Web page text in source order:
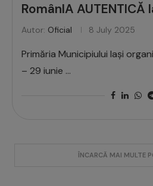
RomânIA AUTENTICĂ
Autor: Oficial 8 July 2025
Primăria Municipiului Iași
– 29 iunie …
ÎNCARCĂ MAI MULTE